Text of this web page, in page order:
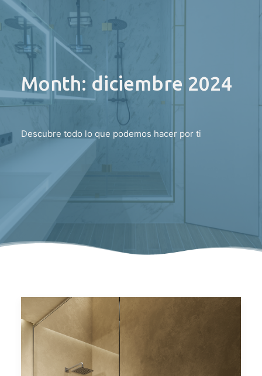
Month: diciembre 2024
Descubre todo lo que podemos hacer por ti